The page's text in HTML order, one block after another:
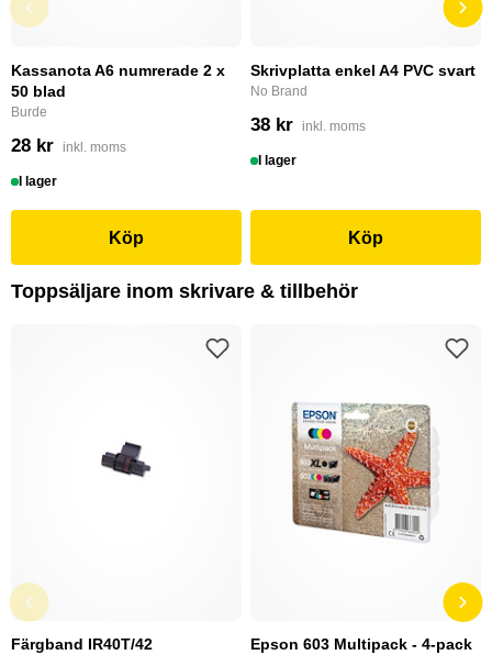
Kassanota A6 numrerade 2 x
50 blad
Burde
28 kr inkl. moms
I lager
Köp
Skrivplatta enkel A4 PVC svart
No Brand
38 kr inkl. moms
I lager
Köp
Toppsäljare inom skrivare & tillbehör
Färgband IR40T/42
Epson 603 Multipack - 4-pack